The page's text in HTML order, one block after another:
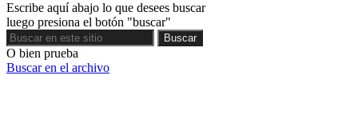
Escribe aquí abajo lo que desees buscar
luego presiona el botón "buscar"
Buscar
Buscar
O bien prueba
Buscar en el archivo